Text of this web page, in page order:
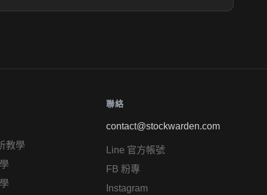
教學
聯絡
contact@stockwarden.com
Line 官方帳號
FB 粉專
Instagram